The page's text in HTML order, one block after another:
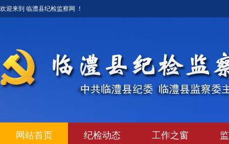
欢迎来到 临澧县纪检监察网 ！
网站首页 纪检动态 工作之窗